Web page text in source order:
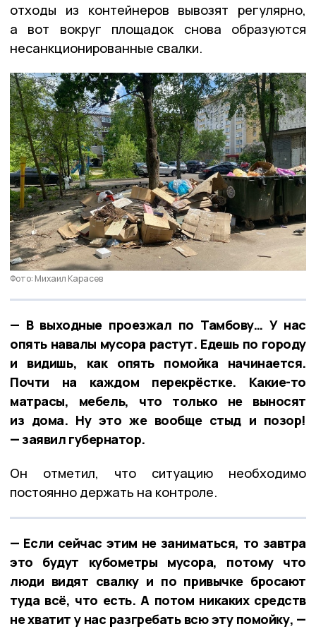
отходы из контейнеров вывозят регулярно,
а вот вокруг площадок снова образуются
несанкционированные свалки.
Фото: Михаил Карасев
— В выходные проезжал по Тамбову… У нас
опять навалы мусора растут. Едешь по городу
и видишь, как опять помойка начинается.
Почти на каждом перекрёстке. Какие-то
матрасы, мебель, что только не выносят
из дома. Ну это же вообще стыд и позор!
— заявил губернатор.
Он отметил, что ситуацию необходимо
постоянно держать на контроле.
— Если сейчас этим не заниматься, то завтра
это будут кубометры мусора, потому что
люди видят свалку и по привычке бросают
туда всё, что есть. А потом никаких средств
не хватит у нас разгребать всю эту помойку, —